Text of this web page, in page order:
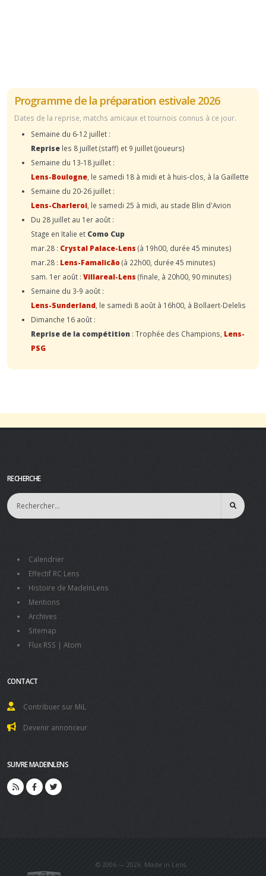
Programme de la préparation estivale 2026
Dates de la reprise, matchs amicaux et tournois connus à ce jour.
Semaine du 6-12 juillet :
Reprise les 8 juillet (staff) et 9 juillet (joueurs)
Semaine du 13-18 juillet :
Lens-Boulogne , le samedi 18 à midi et à huis-clos, à la Gaillette
Semaine du 20-26 juillet :
Lens-Charleroi , le samedi 25 à midi, au stade Blin d'Avion
Du 28 juillet au 1er août :
Stage en Italie et Como Cup
mar.28 : Crystal Palace-Lens (à 19h00, durée 45 minutes)
mar.28 : Lens-Famalicão(à 22h00, durée 45 minutes)
sam. 1er août : Villareal-Lens (finale, à 20h00, 90 minutes)
Semaine du 3-9 août :
Lens-Sunderland , le samedi 8 août à 16h00, à Bollaert-Delelis
Dimanche 16 août :
Reprise de la compétition : Trophée des Champions, Lens-
PSG
RECHERCHE
Calendrier
Effectif RC Lens
Histoire de MadeInLens
Mentions
Archives
Sitemap
Flux RSS | Atom
CONTACT
Contribuer sur MiL
Devenir annonceur
SUIVRE MADEINLENS
© 2006 — 2026. Made in Lens.